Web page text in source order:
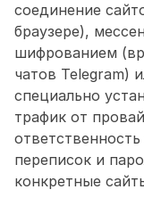
соединение
браузере),
шифрованием
чатов Telegram)
специально
трафик от
переписок и
конкретные